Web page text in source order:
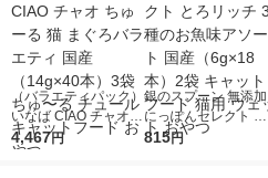
（バラエティパック）
いなば CIAO チャオ
ちゅーる 猫 まぐろバ
4,467円
銀のスプーン 無添加
にっぽんセレクト と
ろリッチ 3種のお魚味
815円